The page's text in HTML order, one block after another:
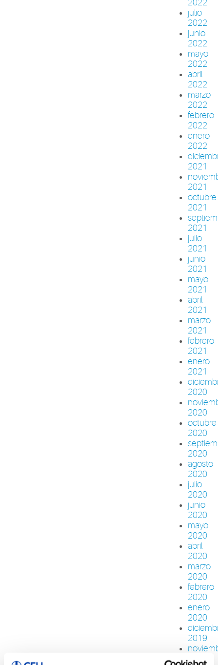
2022
julio
2022
junio
2022
mayo
2022
abril
2022
marzo
2022
febrero
2022
enero
2022
2021
2021
octubre
2021
2021
julio
2021
junio
2021
mayo
2021
abril
2021
marzo
2021
febrero
2021
enero
2021
2020
2020
octubre
2020
2020
agosto
2020
julio
2020
junio
2020
mayo
2020
abril
2020
marzo
2020
febrero
2020
enero
2020
2019
2019